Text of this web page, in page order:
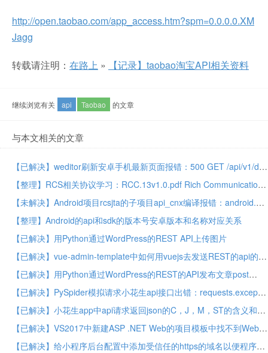
http://open.taobao.com/app_access.htm?spm=0.0.0.0.XM
Jagg
转载请注明： 在路上 » 【记录】taobao淘宝API相关资料
继续浏览有关 api Taobao 的文章
与本文相关的文章
【已解决】weditor刷新安卓手机最新页面报错：500 GET /api/v1/devices/android screenshot NameError name d is not defined
【整理】RCS相关协议学习：RCC.13v1.0.pdf Rich Communication Suite RCS API
【未解决】Android项目rcsjta的子项目api_cnx编译报错：android.app中的ProgressDialog已过时
【整理】Android的api和sdk的版本号安卓版本和名称对应关系
【已解决】用Python通过WordPress的REST API上传图片
【已解决】vue-admin-template中如何用vuejs去发送REST的api的POST请求并返回和解析json字符串
【已解决】用Python通过WordPress的REST的API发布文章post
【已解决】PySpider模拟请求小花生api接口出错：requests.exceptions.HTTPError HTTP 500 Internal Server Error
【已解决】小花生app中api请求返回json的C，J，M，ST的含义和如何破解解密
【已解决】VS2017中新建ASP .NET Web的项目模板中找不到Web API
【已解决】给小程序后台配置中添加受信任的https的域名以便程序能正常调用api接口获取数据